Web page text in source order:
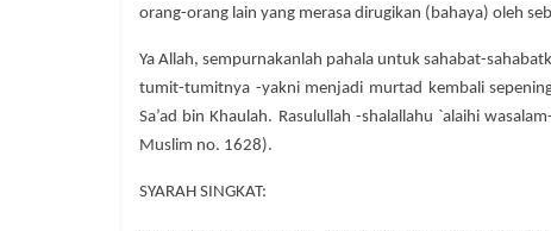
orang-orang lain yang merasa dirugikan (bahaya) oleh
Ya Allah, sempurnakanlah pahala untuk sahabat-
tumit-tumitnya -yakni menjadi murtad kembali
Sa’ad bin Khaulah. Rasulullah -shalallahu `alaihi
Muslim no. 1628).
SYARAH SINGKAT: